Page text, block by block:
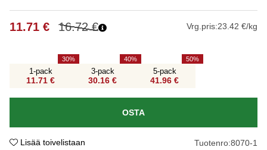
16.72€
11.71 € Vrg.pris:23.42 €/kg
1-pack
11.71 €
30
3-pack
30.16 €
40
5-pack
41.96 €
50
OSTA
Lisää toivelistaan Tuotenro:8070-1